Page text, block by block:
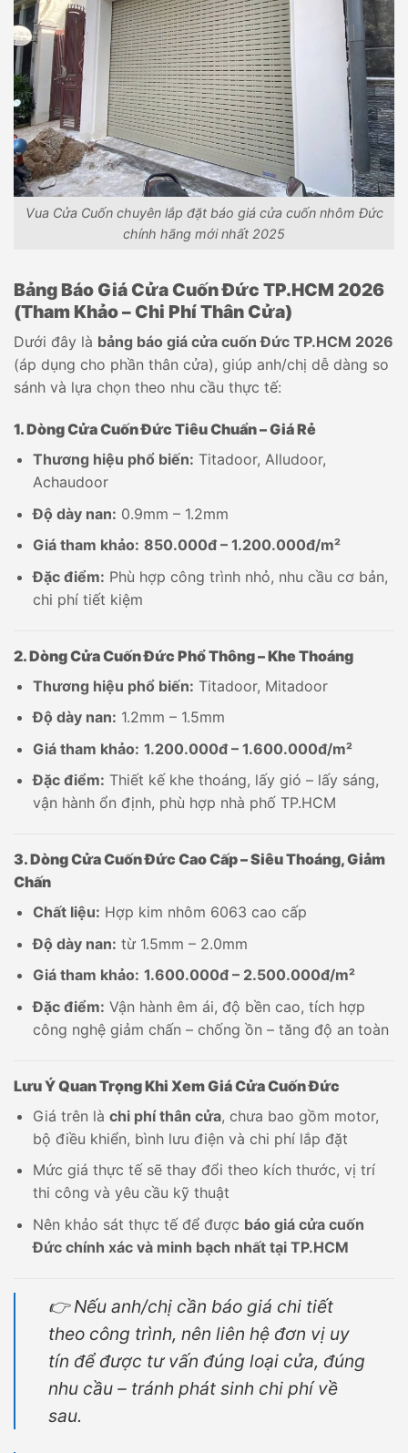
Vua Cửa Cuốn chuyên lắp đặt báo giá cửa cuốn nhôm Đức
chính hãng mới nhất 2025
Bảng Báo Giá Cửa Cuốn Đức TP.HCM 2026
(Tham Khảo – Chi Phí Thân Cửa)
Dưới đây là bảng báo giá cửa cuốn Đức TP.HCM 2026
(áp dụng cho phần thân cửa), giúp anh/chị dễ dàng so
sánh và lựa chọn theo nhu cầu thực tế:
1. Dòng Cửa Cuốn Đức Tiêu Chuẩn – Giá Rẻ
Thương hiệu phổ biến: Titadoor, Alludoor,
Achaudoor
Độ dày nan: 0.9mm – 1.2mm
Giá tham khảo: 850.000đ – 1.200.000đ/m²
Đặc điểm: Phù hợp công trình nhỏ, nhu cầu cơ bản,
chi phí tiết kiệm
2. Dòng Cửa Cuốn Đức Phổ Thông – Khe Thoáng
Thương hiệu phổ biến: Titadoor, Mitadoor
Độ dày nan: 1.2mm – 1.5mm
Giá tham khảo: 1.200.000đ – 1.600.000đ/m²
Đặc điểm: Thiết kế khe thoáng, lấy gió – lấy sáng,
vận hành ổn định, phù hợp nhà phố TP.HCM
3. Dòng Cửa Cuốn Đức Cao Cấp – Siêu Thoáng, Giảm
Chấn
Chất liệu: Hợp kim nhôm 6063 cao cấp
Độ dày nan: từ 1.5mm – 2.0mm
Giá tham khảo: 1.600.000đ – 2.500.000đ/m²
Đặc điểm: Vận hành êm ái, độ bền cao, tích hợp
công nghệ giảm chấn – chống ồn – tăng độ an toàn
Lưu Ý Quan Trọng Khi Xem Giá Cửa Cuốn Đức
Giá trên là chi phí thân cửa, chưa bao gồm motor,
bộ điều khiển, bình lưu điện và chi phí lắp đặt
Mức giá thực tế sẽ thay đổi theo kích thước, vị trí
thi công và yêu cầu kỹ thuật
Nên khảo sát thực tế để được báo giá cửa cuốn
Đức chính xác và minh bạch nhất tại TP.HCM
👉 Nếu anh/chị cần báo giá chi tiết
theo công trình, nên liên hệ đơn vị uy
tín để được tư vấn đúng loại cửa, đúng
nhu cầu – tránh phát sinh chi phí về
sau.